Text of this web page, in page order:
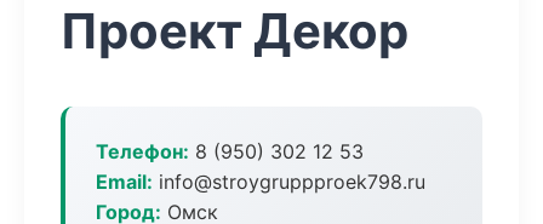
Проект Декор
Телефон: 8 (950) 302 12 53
Email: info@stroygruppproek798.ru
Город: Омск